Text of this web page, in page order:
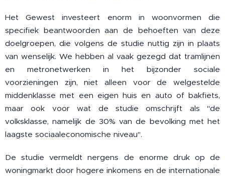
Het Gewest investeert enorm in woonvormen die
specifiek beantwoorden aan de behoeften van deze
doelgroepen, die volgens de studie nuttig zijn in plaats
van wenselijk. We hebben al vaak gezegd dat tramlijnen
en metronetwerken in het bijzonder sociale
voorzieningen zijn, niet alleen voor de welgestelde
middenklasse met een eigen huis en auto of bakfiets,
maar ook voor wat de studie omschrijft als "de
volksklasse, namelijk de 30% van de bevolking met het
laagste sociaaleconomische niveau".
De studie vermeldt nergens de enorme druk op de
woningmarkt door hogere inkomens en de internationale